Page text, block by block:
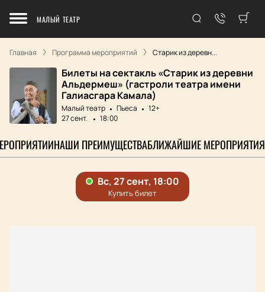
МАЛЫЙ ТЕАТР
Главная Программа мероприятий Старик из деревн...
Билеты на сектакль «Старик из деревни
Альдермеш» (гастроли театра имени
Галиасгара Камала)
Малый театр Пьеса
12+
27 сент.
18:00
НАШИ ПРЕИМУЩЕСТВАБЛИЖАЙШИЕ МЕРОПРИЯТИЯ